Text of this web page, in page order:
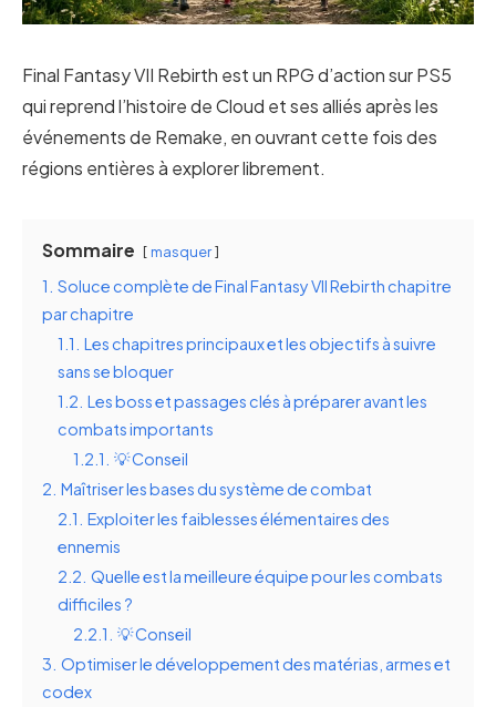
Final Fantasy VII Rebirth est un RPG d’action sur PS5
qui reprend l’histoire de Cloud et ses alliés après les
événements de Remake, en ouvrant cette fois des
régions entières à explorer librement.
Sommaire masquer
1. Soluce complète de Final Fantasy VII Rebirth chapitre
par chapitre
1.1. Les chapitres principaux et les objectifs à suivre
sans se bloquer
1.2. Les boss et passages clés à préparer avant les
combats importants
1.2.1. 💡 Conseil
2. Maîtriser les bases du système de combat
2.1. Exploiter les faiblesses élémentaires des
ennemis
2.2. Quelle est la meilleure équipe pour les combats
difficiles ?
2.2.1. 💡 Conseil
3. Optimiser le développement des matérias, armes et
codex